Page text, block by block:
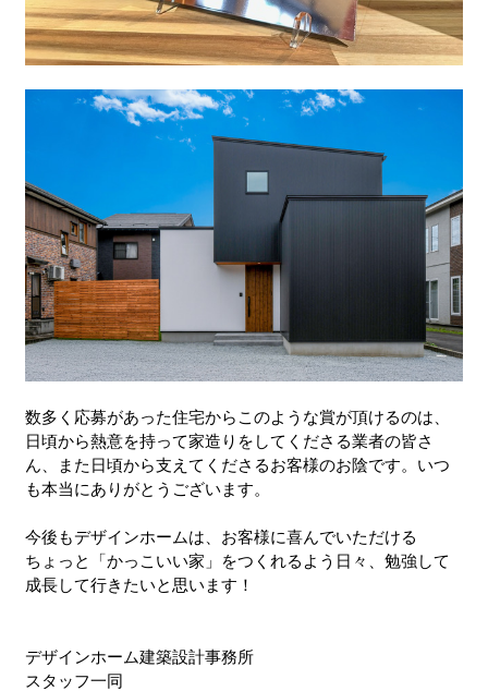
数多く応募があった住宅からこのような賞が頂けるのは、
日頃から熱意を持って家造りをしてくださる業者の皆さ
ん、また日頃から支えてくださるお客様のお陰です。いつ
も本当にありがとうございます。
今後もデザインホームは、お客様に喜んでいただける
ちょっと「かっこいい家」をつくれるよう日々、勉強して
成長して行きたいと思います！
デザインホーム建築設計事務所
スタッフ一同